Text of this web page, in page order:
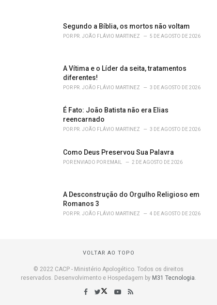
Segundo a Bíblia, os mortos não voltam
POR PR. JOÃO FLÁVIO MARTINEZ 5 DE AGOSTO DE 2026
A Vítima e o Líder da seita, tratamentos
diferentes!
POR PR. JOÃO FLÁVIO MARTINEZ 3 DE AGOSTO DE 2026
É Fato: João Batista não era Elias
reencarnado
POR PR. JOÃO FLÁVIO MARTINEZ 3 DE AGOSTO DE 2026
Como Deus Preservou Sua Palavra
POR ENVIADO POR EMAIL 2 DE AGOSTO DE 2026
A Desconstrução do Orgulho Religioso em
Romanos 3
POR PR. JOÃO FLÁVIO MARTINEZ 4 DE AGOSTO DE 2026
VOLTAR AO TOPO
© 2022 CACP - Ministério Apologético. Todos os direitos
reservados. Desenvolvimento e Hospedagem by M31 Tecnologia.